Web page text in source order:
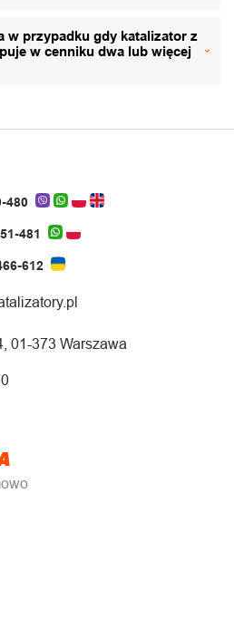
w przypadku gdy katalizator z
w cenniku dwa lub więcej
480
481
612
01-373 Warszawa